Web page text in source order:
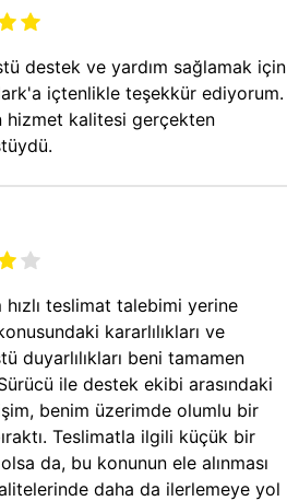
destek ve yardım sağlamak için
içtenlikle teşekkür ediyorum.
hizmet kalitesi gerçekten
hızlı teslimat talebimi yerine
kararlılıkları ve
duyarlılıkları beni tamamen
ile destek ekibi arasındaki
benim üzerimde olumlu bir
Teslimatla ilgili küçük bir
da, bu konunun ele alınması
daha da ilerlemeye yol